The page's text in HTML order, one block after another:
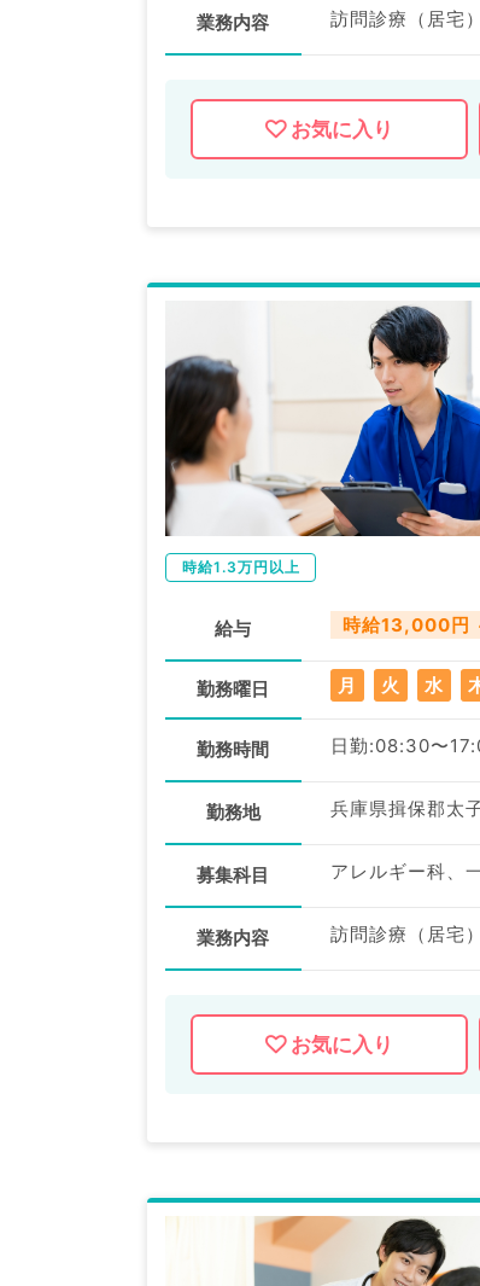
業務内容 訪問診療（居宅）
お気に入り
時給1.3万円以上
給与 時給13,000円
勤務曜日 月 火 水
勤務時間 日勤:08:30〜
勤務地 兵庫県揖保郡太
募集科目 アレルギー科、
業務内容 訪問診療（居宅
お気に入り